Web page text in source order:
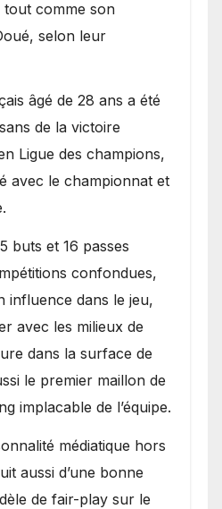
comme son
selon leur
âgé de 28 ans a été
de la victoire
Ligue des champions,
avec le championnat et
buts et 16 passes
confondues,
influence dans le jeu,
avec les milieux de
dans la surface de
le premier maillon de
implacable de l’équipe.
médiatique hors
aussi d’une bonne
de fair-play sur le